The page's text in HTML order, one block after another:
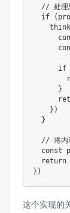
// 处理
if
(
if
}
} )
}
// 将内
const
return
} )
这个实现的